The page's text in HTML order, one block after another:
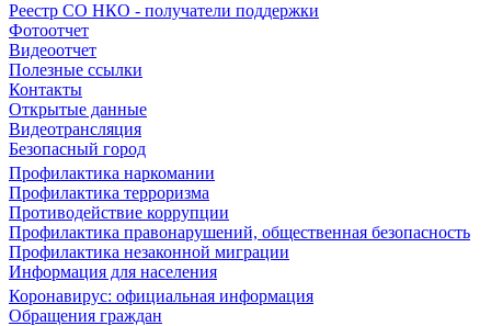
Реестр СО НКО - получатели поддержки
Фотоотчет
Видеоотчет
Полезные ссылки
Контакты
Открытые данные
Видеотрансляция
Безопасный город
Профилактика наркомании
Профилактика терроризма
Противодействие коррупции
Профилактика правонарушений, общественная безопасность
Профилактика незаконной миграции
Информация для населения
Коронавирус: официальная информация
Обращения граждан